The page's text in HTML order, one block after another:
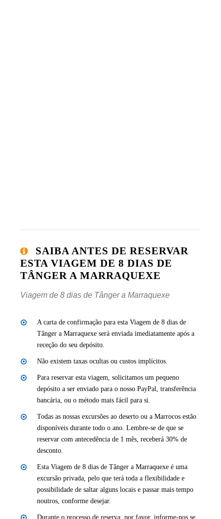
SAIBA ANTES DE RESERVAR
ESTA VIAGEM DE 8 DIAS DE
TÂNGER A MARRAQUEXE
Viagem de 8 dias de Tânger a Marraquexe
A carta de confirmação para esta Viagem de 8 dias de
Tânger a Marraquexe será enviada imediatamente após a
receção do seu depósito.
Não existem taxas ocultas ou custos implícitos.
Para reservar esta viagem, solicitamos um pequeno
depósito a ser enviado para o nosso PayPal, transferência
bancária, ou o método mais fácil para si.
Todas as nossas excursões ao deserto ou a Marrocos estão
disponíveis durante todo o ano. Lembre-se de que se
reservar com antecedência de 1 mês, receberá 30% de
desconto.
Esta Viagem de 8 dias de Tânger a Marraquexe é uma
excursão privada, pelo que terá toda a flexibilidade e
possibilidade de saltar alguns locais e passar mais tempo
noutros, conforme desejar.
Durante o processo de reserva, por favor, informe-nos se